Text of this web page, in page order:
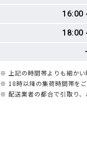
16:00
18:00
※ 上記の時間帯よりも細かい
※ 18時以降の集荷時間帯をご
※ 配送業者の都合で引取り、